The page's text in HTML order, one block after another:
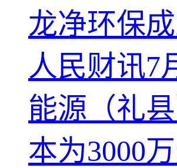
龙净环保
人民财讯7
能源（礼
本为3000